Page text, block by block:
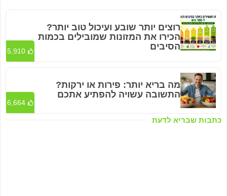
כתבות שבריא לדעת
רוצים יותר שובע ועיכול טוב יותר?
הכירו את המזונות שמובילים בכמות
הסיבים
5,910
מה בריא יותר: פירות או ירקות?
התשובה עשויה להפתיע אתכם
6,664